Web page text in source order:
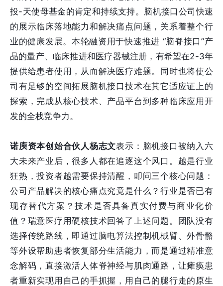
投-天使母基金的肯定和持续支持。脑机接口公司快速
的展示临床落地能力和解决痛点问题，关系着整个行
业的健康发展。本轮融资用于快速推进 “脑脊接口”产
品的量产、临床推进和医疗器械注册，有希望在2-3年
提供给患者使用，从而解决医疗难题。同时也将使公
司有足够的空间拓展脑机接口技术在其它适应证上的
探索，完成从核心技术、产品平台到多种临床应用开
发的全栈竞争力。
诺庾资本创始合伙人杨志文表示：脑机接口被纳入六
大未来产业后，很多人都在追逐这个风口。越是行业
狂热，投资者越需要保持清醒，叩问三个核心问题：
公司产品解决的核心痛点究竟是什么？行业是否已有
现存替代方案？技术是否具备真实付费与商业化价
值？瑞意医疗用硬核技术回答了上述问题。团队没有
选择传统路线，即通过脑电算法控制机械臂、外骨骼
等外设帮助患者恢复部分生活能力，而是通过精准意
念解码，直接激活人体脊神经与肌肉通路，让瘫痪患
者重新实现用自己的手抓握，用自己的腿行走的原生